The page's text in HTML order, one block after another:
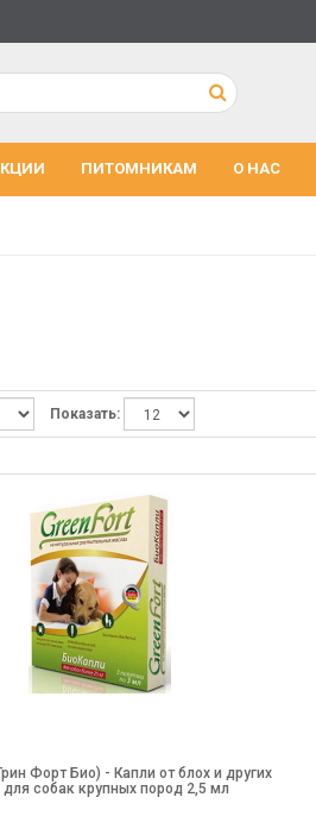
ПИТОМНИКАМ О НАС
Показать:
Форт Био) - Капли от блох и других
для собак крупных пород 2,5 мл